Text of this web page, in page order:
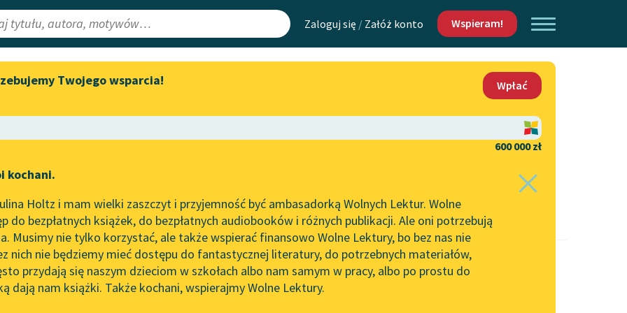
Zaloguj się / Załóż konto Wspieram!
Lektury
redakcyjne
Aktualności
„Prokurator Alicja Horn” do
literatury skandynawskiej
Spotkanie z Katarzyną Tunkiel
w Oslo
102. lata temu zmarł Joseph
Conrad
Mapa Wolnych Lektur
Leśmianator
API
OAI-PMH
Widget Wolnych Lektur
Kontakt
O projekcie
Zasady wykorzystania
Wolnych Lektur
Logotypy
Materiały promocyjne
Twojego wsparcia!
Wpłać
600 000 zł
kochani.
Holtz i mam wielki zaszczyt i przyjemność być ambasadorką Wolnych Lektur. Wolne
do bezpłatnych książek, do bezpłatnych audiobooków i różnych publikacji. Ale oni potrzebują
Musimy nie tylko korzystać, ale także wspierać finansowo Wolne Lektury, bo bez nas nie
nich nie będziemy mieć dostępu do fantastycznej literatury, do potrzebnych materiałów,
przydają się naszym dzieciom w szkołach albo nam samym w pracy, albo po prostu do
dają nam książki. Także kochani, wspierajmy Wolne Lektury.